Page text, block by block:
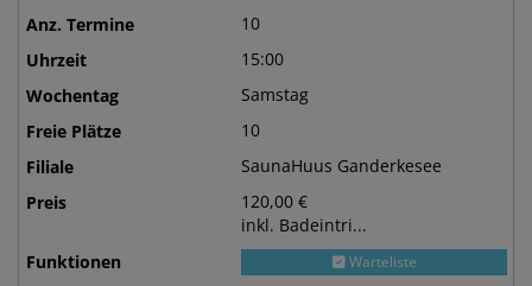
10
15:00
Samstag
10
SaunaHuus Ganderkesee
120,00 €
inkl. Badeintri...
Warteliste